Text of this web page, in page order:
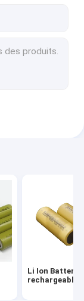
Li Ion Battery
rechargeable